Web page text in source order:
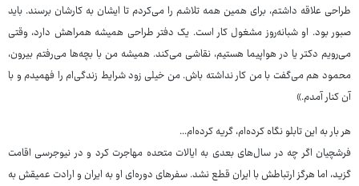
طراحی علاقه داشتم، برای همین همه تلاشم را می‌کردم تا ایشان به کارشان برسند. باید
صبور بود. او شبانه‌روز مشغول کار است. یک دفتر طراحی همیشه همراهش دارد، وقتی
می‌رویم دکتر یا در هواپیما هستیم، نقاشی می‌کند. همیشه من با بچه‌ها می‌رفتم بیرون،
محمود هم می‌گفت با من کار نداشته باش. من خیلی زود شرایط زندگی‌ام را فهمیدم و با
آن کنار آمدم.»
هر بار به این تابلو نگاه کرده‌ام، گریه کرده‌ام...
فرشچیان اگر چه در سال‌های بعدی به ایالات متحده مهاجرت کرد و در نیوجرسی اقامت
گزید، اما هرگز ارتباطش با ایران قطع نشد. سفرهای دوره‌ای او به ایران و ارادت عمیقش به